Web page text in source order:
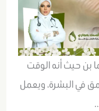
بن حيث أنه الوقت
في البشرة، ويعمل